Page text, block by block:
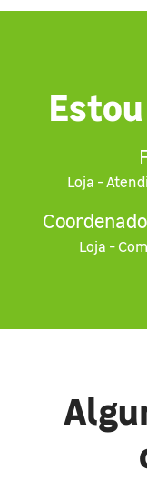
Loja -
Loja -